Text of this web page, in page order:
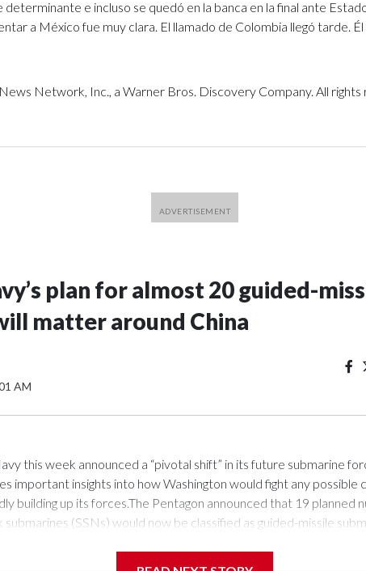
e incluso se quedó en la banca en la final ante
a México fue muy clara. El llamado de Colombia llegó tarde. Él
Network, Inc., a Warner Bros. Discovery Company. All rights
plan for almost 20 guided-
matter around China
AM
this week announced a “pivotal shift” in its future submarine
important insights into how Washington would fight any possible
building up its forces.The Pentagon announced that 19 planned
submarines (SSNs) would now be classified as guided-missile